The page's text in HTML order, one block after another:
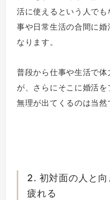
活に使えるという人で
事や日常生活の合間に
なります。
普段から仕事や生活で
が、さらにそこに婚活を
無理が出てくるのは当然
2. 初対面の人と
疲れる